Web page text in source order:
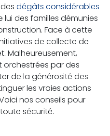
dégâts considérables
lui des familles démunies
Face à cette
de collecte de
Malheureusement,
orchestrées par des
de la générosité des
les vraies actions
nos conseils pour
sécurité.